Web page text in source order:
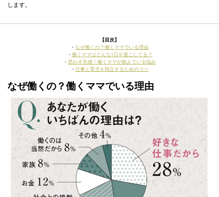
します。
【目次】
・ なぜ働くの？働くママでいる理由
・ 働くママはどんな1日を過ごしてる？
・ 思わず共感！働くママが抱えている悩み
・ 仕事と育児を両立するためのコツ
なぜ働くの？働くママでいる理由